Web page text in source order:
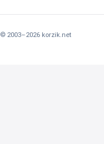
© 2003–2026 korzik.net